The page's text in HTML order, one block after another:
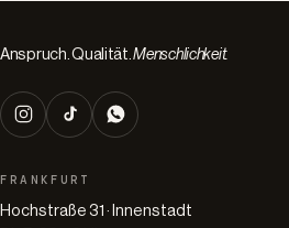
Anspruch. Qualität.Menschlichkeit.
FRANKFURT
Hochstraße 31 · Innenstadt